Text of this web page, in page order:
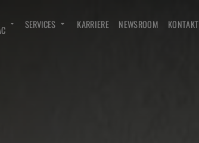
SERVICES KARRIERE NEWSROOM KONTAKT